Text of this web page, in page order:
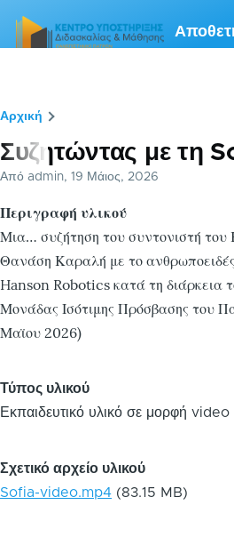
Breadcrumb
Αρχική
Συζητώντας με τη
Από admin, 19 Μάιος, 2026
Περιγραφή υλικού
Μια… συζήτηση του συντονιστή
Θανάση Καραλή με το
Hanson Robotics κατά τη διάρκεια
Μονάδας Ισότιμης Πρόσβασης του
Μαϊου 2026)
Τύπος υλικού
Εκπαιδευτικό υλικό σε μορφή video
Σχετικό αρχείο υλικού
Sofia-video.mp4 (83.15 MB)